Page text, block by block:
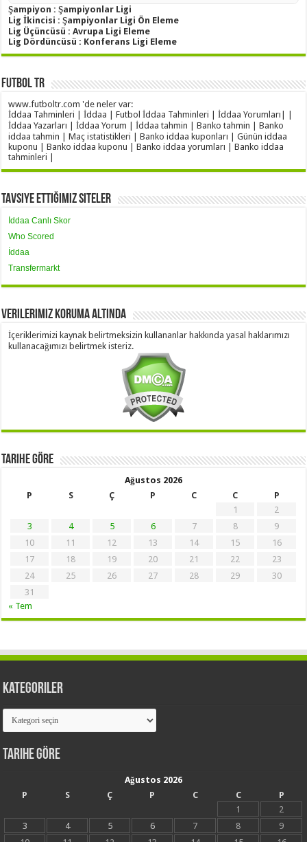
Şampiyon : Şampiyonlar Ligi
Lig İkincisi : Şampiyonlar Ligi Ön Eleme
Lig Üçüncüsü : Avrupa Ligi Eleme
Lig Dördüncüsü : Konferans Ligi Eleme
Futbol TR
www.futboltr.com 'de neler var:
İddaa Tahminleri | İddaa | Futbol İddaa Tahminleri | İddaa Yorumları| |
İddaa Yazarları | İddaa Yorum | İddaa tahmin | Banko tahmin | Banko
iddaa tahmin | Maç istatistikleri | Banko iddaa kuponları | Günün iddaa
kuponu | Banko iddaa kuponu | Banko iddaa yorumları | Banko iddaa
tahminleri |
Tavsiye Ettiğimiz Siteler
İddaa Canlı Skor
Who Scored
İddaa
Transfermarkt
Verilerimiz Koruma Altında
İçeriklerimizi kaynak belirtmeksizin kullananlar hakkında yasal haklarımızı
kullanacağımızı belirtmek isteriz.
Tarihe Göre
Ağustos 2026
P
S Ç P C C
P
1
2
3
4 5 6 7 8
9
10
11 12 13 14 15
16
17
18 19 20 21 22
23
24
25 26 27 28 29
30
31
« Tem
Kategoriler
Kategoriler
Tarihe Göre
Ağustos 2026
P
S Ç P C C
P
1
2
3
4 5 6 7 8
9